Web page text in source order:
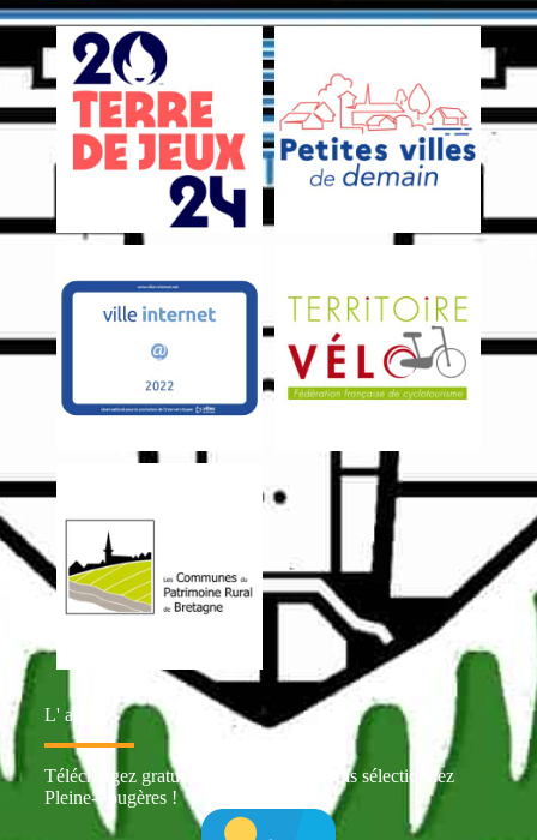
L' appli
Téléchargez gratuitement Intramuros puis sélectionnez
Pleine-Fougères !